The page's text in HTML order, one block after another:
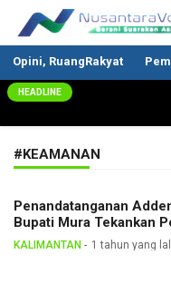
Nusantaravoices.id
Berani Suarakan
Opini, RuangRakyat
HEADLINE
#KEAMANAN
Penandatanganan
Bupati Mura Tekankan
KALIMANTAN 1 tahun yang